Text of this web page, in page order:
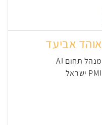
אוהד אביעד
מנהל תחום AI
PMI ישראל